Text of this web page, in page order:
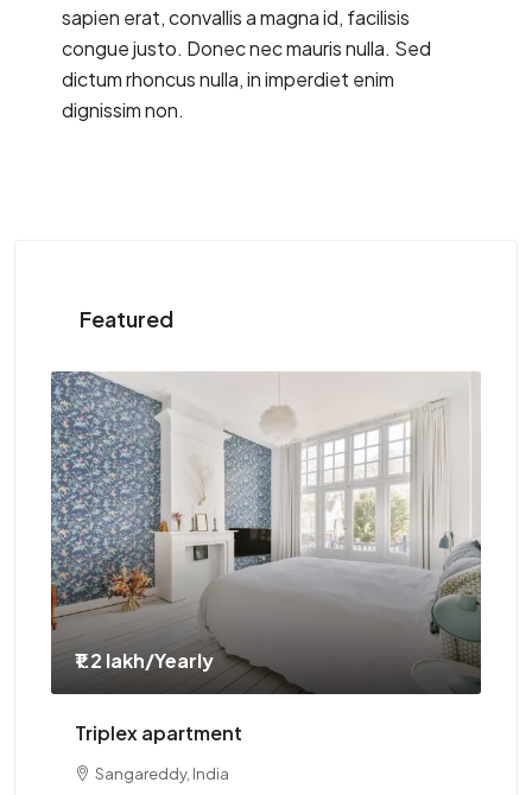
sapien erat, convallis a magna id, facilisis
congue justo. Donec nec mauris nulla. Sed
dictum rhoncus nulla, in imperdiet enim
dignissim non.
Featured
₹1.2 lakh/Yearly
Triplex apartment
Sangareddy, India